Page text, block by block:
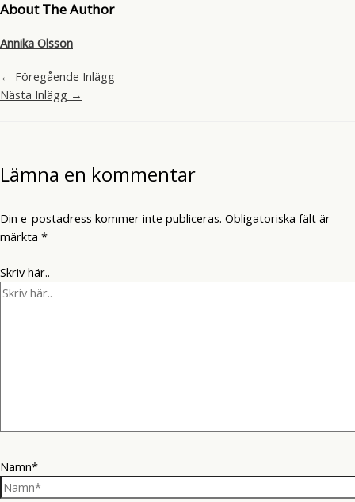
About The Author
Annika Olsson
← Föregående Inlägg
Nästa Inlägg →
Lämna en kommentar
Din e-postadress kommer inte publiceras. Obligatoriska fält är
märkta *
Skriv här..
Namn*